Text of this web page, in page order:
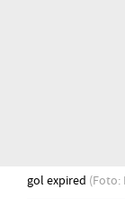
gol expired (Foto: